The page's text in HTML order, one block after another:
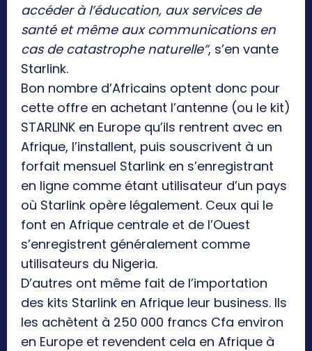
accéder à l’éducation, aux services de
santé et même aux communications en
cas de catastrophe naturelle”, s’en vante
Starlink.
Bon nombre d’Africains optent donc pour
cette offre en achetant l’antenne (ou le kit)
STARLINK en Europe qu’ils rentrent avec en
Afrique, l’installent, puis souscrivent à un
forfait mensuel Starlink en s’enregistrant
en ligne comme étant utilisateur d’un pays
où Starlink opère légalement. Ceux qui le
font en Afrique centrale et de l’Ouest
s’enregistrent généralement comme
utilisateurs du Nigeria.
D’autres ont même fait de l’importation
des kits Starlink en Afrique leur business. Ils
les achètent à 250 000 francs Cfa environ
en Europe et revendent cela en Afrique à